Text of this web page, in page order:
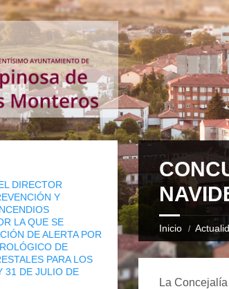
Inicio
La
DIRECTOR
Y
LA QUE SE
DE ALERTA POR
DE
PARA LOS
31 DE JULIO DE